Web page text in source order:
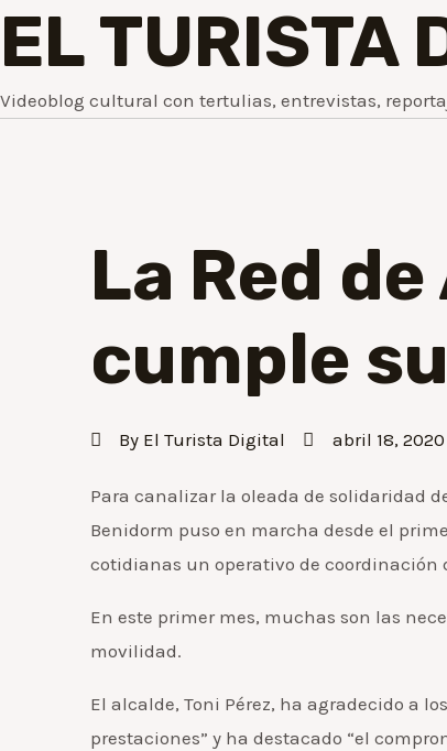
EL TURISTA
Videoblog cultural con tertulias, entrevistas,
La Red
cumple
By El Turista Digital abril 18, 2020
Para canalizar la oleada de solidaridad
Benidorm puso en marcha desde el
cotidianas un operativo de coordinación
En este primer mes, muchas son las
movilidad.
El alcalde, Toni Pérez, ha agradecido a
prestaciones” y ha destacado “el